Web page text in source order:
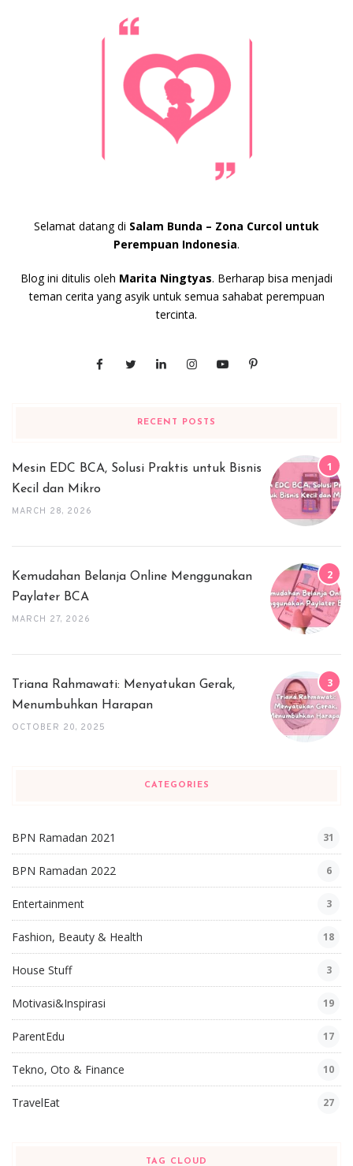
Selamat datang di Salam Bunda – Zona Curcol untuk
Perempuan Indonesia.
Blog ini ditulis oleh Marita Ningtyas. Berharap bisa menjadi
teman cerita yang asyik untuk semua sahabat perempuan
tercinta.
RECENT POSTS
Mesin EDC BCA, Solusi Praktis untuk Bisnis
Kecil dan Mikro
MARCH 28, 2026
Kemudahan Belanja Online Menggunakan
Paylater BCA
MARCH 27, 2026
Triana Rahmawati: Menyatukan Gerak,
Menumbuhkan Harapan
OCTOBER 20, 2025
CATEGORIES
BPN Ramadan 2021 31
BPN Ramadan 2022 6
Entertainment 3
Fashion, Beauty & Health 18
House Stuff 3
Motivasi&Inspirasi 19
ParentEdu 17
Tekno, Oto & Finance 10
TravelEat 27
TAG CLOUD